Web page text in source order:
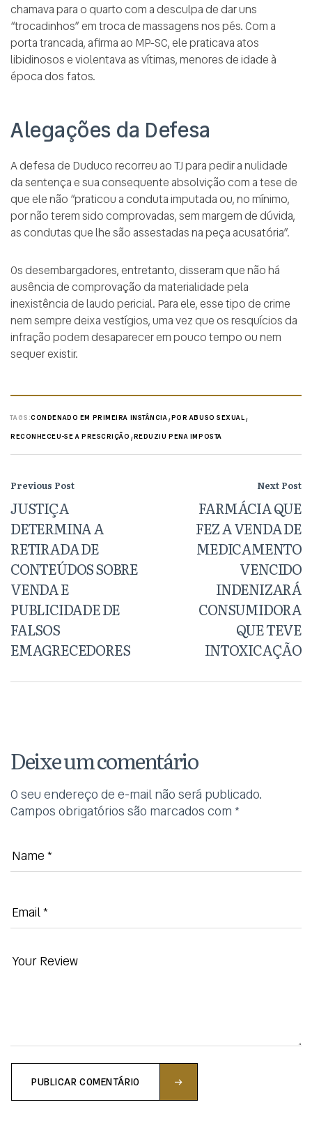
chamava para o quarto com a desculpa de dar uns
“trocadinhos” em troca de massagens nos pés. Com a
porta trancada, afirma ao MP-SC, ele praticava atos
libidinosos e violentava as vítimas, menores de idade à
época dos fatos.
Alegações da Defesa
A defesa de Duduco recorreu ao TJ para pedir a nulidade
da sentença e sua consequente absolvição com a tese de
que ele não “praticou a conduta imputada ou, no mínimo,
por não terem sido comprovadas, sem margem de dúvida,
as condutas que lhe são assestadas na peça acusatória”.
Os desembargadores, entretanto, disseram que não há
ausência de comprovação da materialidade pela
inexistência de laudo pericial. Para ele, esse tipo de crime
nem sempre deixa vestígios, uma vez que os resquícios da
infração podem desaparecer em pouco tempo ou nem
sequer existir.
TAGS:CONDENADO EM PRIMEIRA INSTÂNCIA,POR ABUSO SEXUAL,
RECONHECEU-SE A PRESCRIÇÃO ,REDUZIU PENA IMPOSTA
Previous Post
JUSTIÇA
DETERMINA A
RETIRADA DE
CONTEÚDOS SOBRE
VENDA E
PUBLICIDADE DE
FALSOS
EMAGRECEDORES
Next Post
FARMÁCIA QUE
FEZ A VENDA DE
MEDICAMENTO
VENCIDO
INDENIZARÁ
CONSUMIDORA
QUE TEVE
INTOXICAÇÃO
Deixe um comentário
O seu endereço de e-mail não será publicado.
Campos obrigatórios são marcados com *
PUBLICAR COMENTÁRIO